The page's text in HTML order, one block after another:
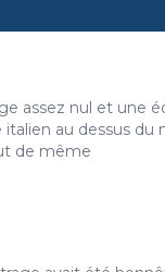
assez nul et une
au dessus du
de même